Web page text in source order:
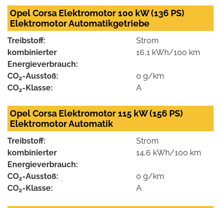
Opel Corsa Elektromotor 100 kW (136 PS)
Elektromotor Automatikgetriebe
Treibstoff:
Strom
kombinierter
Energieverbrauch:
16,1 kWh/100 km
CO2-Ausstoß:
0 g/km
CO2-Klasse: A
Opel Corsa Elektromotor 115 kW (156 PS)
Elektromotor Automatik
Treibstoff:
Strom
kombinierter
Energieverbrauch:
14,6 kWh/100 km
CO2-Ausstoß:
0 g/km
CO2-Klasse: A